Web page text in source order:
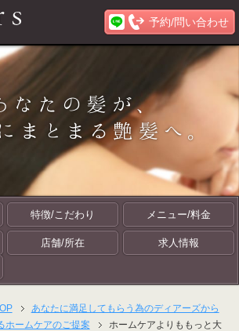
予約/問い合わせ
特徴/こだわり メニュー/料金
店舗/所在 求人情報
あなたに満足してもらう為のディアーズから
ホームケアのご提案
ホームケアよりももっと大